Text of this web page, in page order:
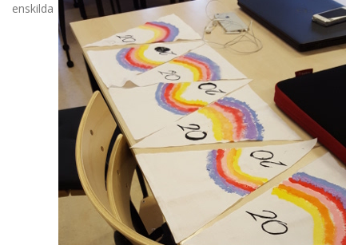
enskilda